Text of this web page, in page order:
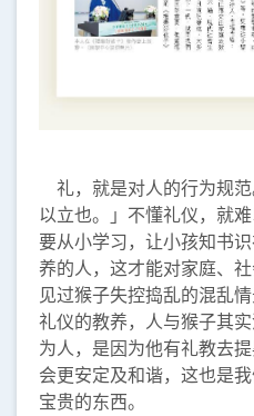
礼，就是对人的行为规
以立也。」不懂礼仪，就
要从小学习，让小孩知书
养的人，这才能对家庭、
见过猴子失控捣乱的混乱
礼仪的教养，人与猴子其
为人，是因为他有礼教去
会更安定及和谐，这也是
宝贵的东西。